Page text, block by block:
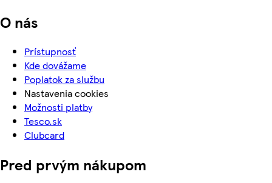
O nás
Prístupnosť
Kde dovážame
Poplatok za službu
Nastavenia cookies
Možnosti platby
Tesco.sk
Clubcard
Pred prvým nákupom